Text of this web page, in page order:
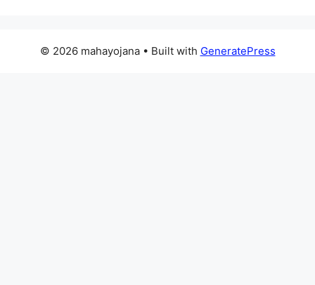
© 2026 mahayojana• Built with GeneratePress